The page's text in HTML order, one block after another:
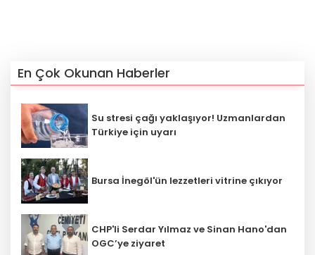
En Çok Okunan Haberler
Su stresi çağı yaklaşıyor! Uzmanlardan
Türkiye için uyarı
Bursa İnegöl'ün lezzetleri vitrine çıkıyor
CHP'li Serdar Yılmaz ve Sinan Hano'dan
OGC’ye ziyaret